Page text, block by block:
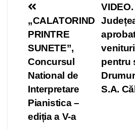
Navigare
în
articole
pentru
S.A.
„CALATORIND
PRINTRE
SUNETE”,
Concursul
National de
Interpretare
Pianistica –
ediția a V-a